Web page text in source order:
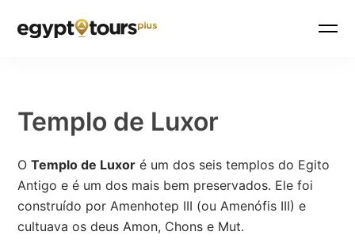
Templo de Luxor
OTemplo de Luxor é um dos seis templos do Egito
Antigo e é um dos mais bem preservados. Ele foi
construído por Amenhotep III (ou Amenófis III) e
cultuava os deus Amon, Chons e Mut.